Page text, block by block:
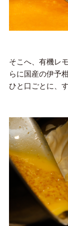
そこへ、有機レ
らに国産の伊予
ひと口ごとに、